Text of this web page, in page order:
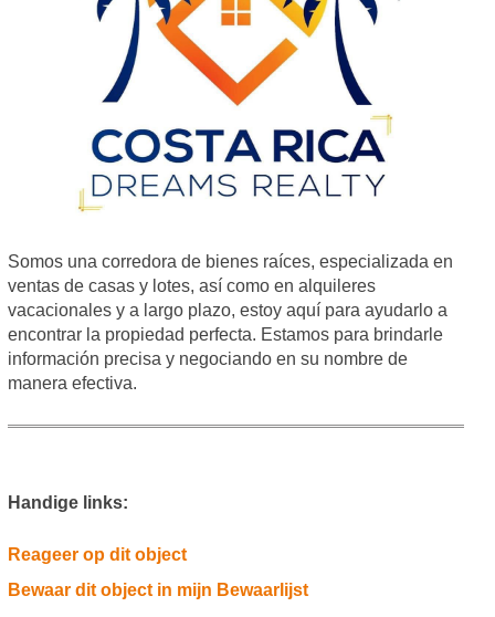
Somos una corredora de bienes raíces, especializada en
ventas de casas y lotes, así como en alquileres
vacacionales y a largo plazo, estoy aquí para ayudarlo a
encontrar la propiedad perfecta. Estamos para brindarle
información precisa y negociando en su nombre de
manera efectiva.
Handige links:
Reageer op dit object
Bewaar dit object in mijn Bewaarlijst